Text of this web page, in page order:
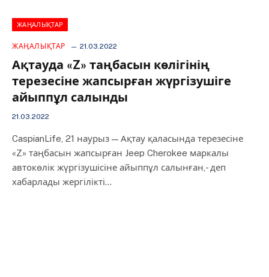
ЖАҢАЛЫҚТАР
ЖАҢАЛЫҚТАР 21.03.2022
Ақтауда «Z» таңбасын көлігінің
терезесіне жапсырған жүргізушіге
айыппұл салынды
21.03.2022
CaspianLife, 21 наурыз — Ақтау қаласында терезесіне
«Z» таңбасын жапсырған Jeep Cherokee маркалы
автокөлік жүргізушісіне айыппұл салынған,- деп
хабарлады жергілікті…